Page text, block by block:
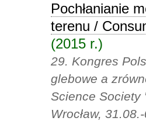
Pochłanianie
terenu /
(2015 r.)
29. Kongres
glebowe a
Science Society
Wrocław,